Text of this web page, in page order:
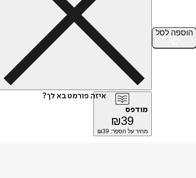
הוספה לסל
איזה פורמט בא לך?
מודפס
₪39
מחיר על הספר: ₪ 39